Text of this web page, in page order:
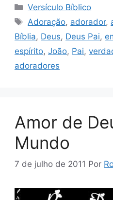
Categorias
Versículo Bíblico
Tags
Adoração, adorador,
Bíblia, Deus, Deus Pai,
espírito, João, Pai,
adoradores
Amor de
Mundo
7 de julho de 2011 Por